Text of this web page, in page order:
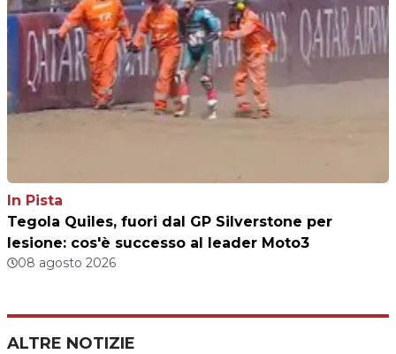
In Pista
Tegola Quiles, fuori dal GP Silverstone per
lesione: cos'è successo al leader Moto3
08 agosto 2026
ALTRE NOTIZIE